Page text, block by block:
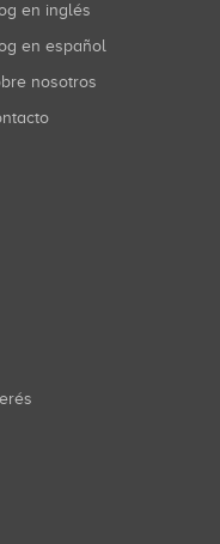
en inglés
en español
nosotros